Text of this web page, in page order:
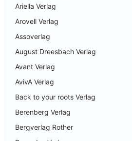
Ariella Verlag
Arovell Verlag
Assoverlag
August Dreesbach Verlag
Avant Verlag
AvivA Verlag
Back to your roots Verlag
Berenberg Verlag
Bergverlag Rother